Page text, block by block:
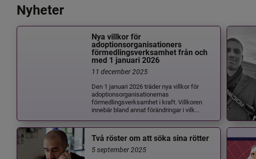
Nyheter
Nya villkor för
adoptionsorganisationers
förmedlingsverksamhet från och
med 1 januari 2026
11 december 2025
Den 1 januari 2026 träder nya villkor för
adoptionsorganisationernas
förmedlingsverksamhet i kraft. Villkoren
innebär bland annat förändringar i vilk...
Två röster om att söka sina rötter
5 september 2025